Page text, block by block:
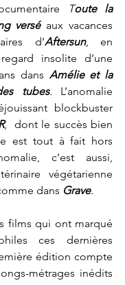
Toute la
versé aux vacances
d’Aftersun, en
insolite d’une
dans Amélie et la
tubes. L’anomalie
blockbuster
,  dont le succès bien
est tout à fait hors
c’est aussi,
végétarienne
dans Grave.
films qui ont marqué
ces dernières
édition compte
métrages inédits